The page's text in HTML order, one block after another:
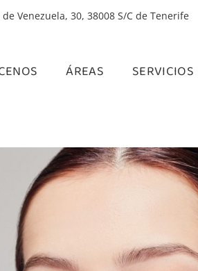
de Venezuela, 30, 38008 S/C de Tenerife
ÁREAS SERVICIOS